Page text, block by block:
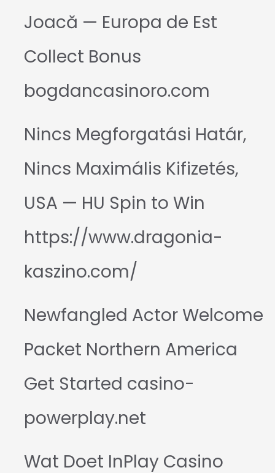
Joacă — Europa de Est
Collect Bonus
bogdancasinoro.com
Nincs Megforgatási Határ,
Nincs Maximális Kifizetés,
USA — HU Spin to Win
https://www.dragonia-
kaszino.com/
Newfangled Actor Welcome
Packet Northern America
Get Started casino-
powerplay.net
Wat Doet InPlay Casino